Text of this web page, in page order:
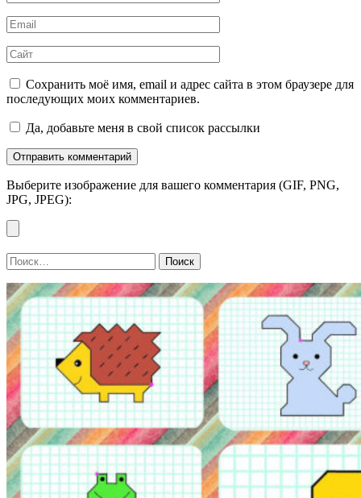
Email
Сайт
Сохранить моё имя, email и адрес сайта в этом браузере для
последующих моих комментариев.
Да, добавьте меня в свой список рассылки
Выберите изображение для вашего комментария (GIF, PNG,
JPG, JPEG):
Найти: